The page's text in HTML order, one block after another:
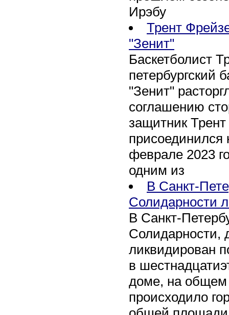
Ирэбу
Трент
"Зенит"
Баскетболист
петербургский
"Зенит"
соглашению
защитник
присоединился
феврале 2023
одним из
В Санкт-
Солидарности
В Санкт-
Солидарности,
ликвидирован
в
доме, на общем
происходило